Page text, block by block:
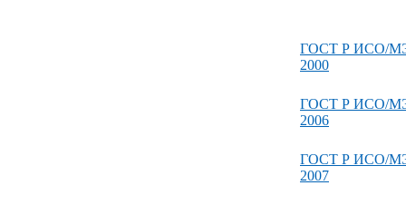
ГОСТ Р ИСО/
2000
ГОСТ Р ИСО/
2006
ГОСТ Р ИСО/
2007